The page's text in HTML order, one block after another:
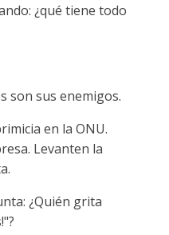
¿qué tiene todo
son sus enemigos.
en la ONU.
Levanten la
¿Quién grita